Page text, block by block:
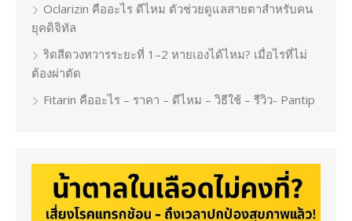
Oclarizin คืออะไร ดีไหม ตัวช่วยดูแลสายตาสำหรับคน
ยุคดิจิทัล
ริดสีดวงทวารระยะที่ 1–2 หายเองได้ไหม? เมื่อไรที่ไม่
ต้องผ่าตัด
Fitarin คืออะไร – ราคา – ดีไหม – วิธีใช้ – รีวิว- Pantip